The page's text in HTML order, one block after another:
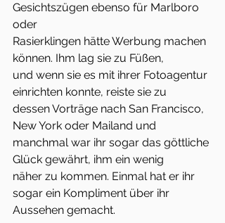
Gesichtszügen ebenso für Marlboro
oder
Rasierklingen hätte Werbung machen
können. Ihm lag sie zu Füßen,
und wenn sie es mit ihrer Fotoagentur
einrichten konnte, reiste sie zu
dessen Vorträge nach San Francisco,
New York oder Mailand und
manchmal war ihr sogar das göttliche
Glück gewährt, ihm ein wenig
näher zu kommen. Einmal hat er ihr
sogar ein Kompliment über ihr
Aussehen gemacht.